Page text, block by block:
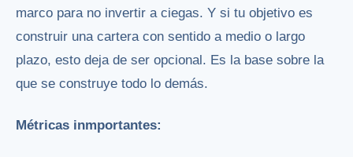
marco para no invertir a ciegas. Y si tu objetivo es
construir una cartera con sentido a medio o largo
plazo, esto deja de ser opcional. Es la base sobre la
que se construye todo lo demás.
Métricas inmportantes: